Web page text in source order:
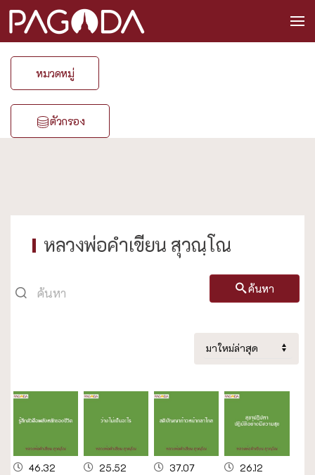
หมวดหมู่
ตัวกรอง
หลวงพ่อคำเขียน สุวณฺโณ
ค้นหา
46.32
25.52
37.07
26.12